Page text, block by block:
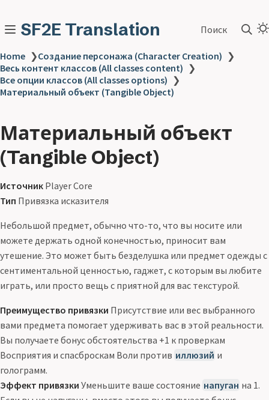
SF2E Translation Поиск
Home ❯Создание персонажа (Character Creation) ❯
Весь контент классов (All classes content) ❯
Все опции классов (All classes options) ❯
Материальный объект (Tangible Object)
Материальный объект
(Tangible Object)
Источник Player Core
Тип Привязка исказителя
Небольшой предмет, обычно что-то, что вы носите или
можете держать одной конечностью, приносит вам
утешение. Это может быть безделушка или предмет одежды с
сентиментальной ценностью, гаджет, с которым вы любите
играть, или просто вещь с приятной для вас текстурой.
Преимущество привязки Присутствие или вес выбранного
вами предмета помогает удерживать вас в этой реальности.
Вы получаете бонус обстоятельства +1 к проверкам
Восприятия и спасброскам Воли против иллюзий и
голограмм.
Эффект привязки Уменьшите ваше состояние напуган на 1.